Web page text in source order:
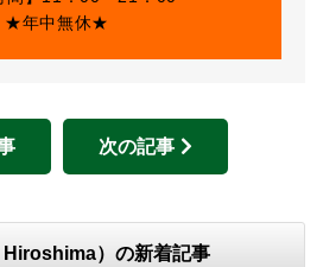
★年中無休★
次の記事
）の新着記事